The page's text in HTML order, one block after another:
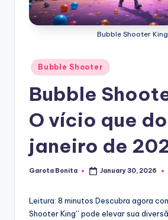
Bubble Shooter King
Posted
in
Bubble Shooter
Bubble
O vício que
janeiro de
Posted
Garota Bonita January 30, 2026
Leitura: 8 minutos Descubra agora
Shooter King” pode elevar sua